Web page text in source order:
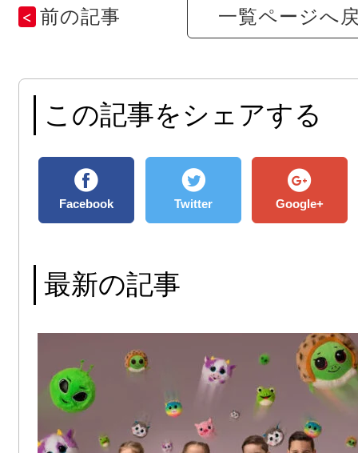
前の記事 一覧ページへ
この記事をシェアする
Facebook Twitter Google+
最新の記事